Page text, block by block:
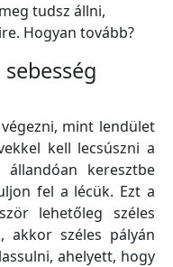
tudsz állni,
Hogyan tovább?
mint lendület
kell lecsúszni a
keresztbe
fel a lécük. Ezt a
lehetőleg széles
akkor széles pályán
ahelyett, hogy